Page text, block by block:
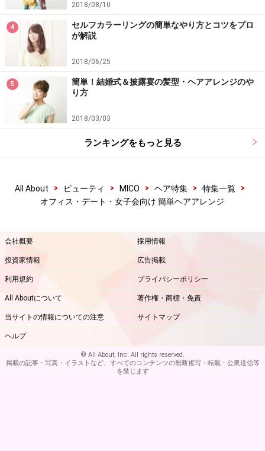
2018/08/10
4
セルフカラーリングの簡単なやり方とコツをプロ
が解説
2018/06/25
5
簡単！結婚式＆披露宴の髪型・ヘアアレンジのや
り方
2018/03/03
ランキングをもっと見る
All About > ビューティ > MICO > ヘア特集 > 特集一覧
>
オフィス・デート・女子会向け 簡単ヘアアレンジ
会社概要 採用情報
投資家情報 広告掲載
利用規約 プライバシーポリシー
All Aboutについて 著作権・商標・免責
当サイトの情報についての注意 サイトマップ
ヘルプ
© All About, Inc. All rights reserved.
掲載の記事・写真・イラストなど、すべてのコンテンツの無断複写・転載・公衆送信等
を禁じます